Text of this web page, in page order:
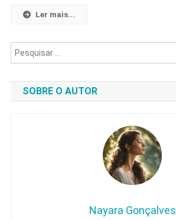
Ler mais...
SOBRE O AUTOR
Nayara Gonçalves